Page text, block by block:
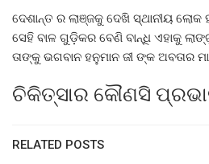
ଦେଶାନ୍ତ ର ଲାଞ୍ଜକୁ ଦେଖି ସ୍ଥାନୀୟ
ସେହି ବାଳ ଗୁଡ଼ିକର ବେଣି ବାନ୍ଧି ଏହାକୁ
ତାଙ୍କୁ ଭଗବାନ ହନୁମାନ ଜୀ ଙ୍କ ଅବତାର
ଚିକିତ୍ସାର କୌଣସି
RELATED POSTS